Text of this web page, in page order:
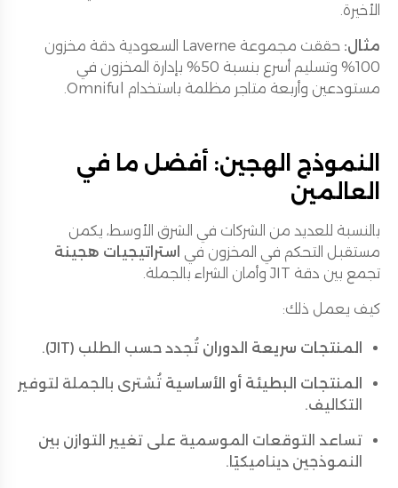
الأخيرة.
مثال:
حققت مجموعة Laverne السعودية دقة مخزون
100% وتسليم أسرع بنسبة 50% بإدارة المخزون في
مستودعين وأربعة متاجر مظلمة باستخدام Omniful.
النموذج الهجين: أفضل ما في
العالمين
بالنسبة للعديد من الشركات في الشرق الأوسط، يكمن
مستقبل التحكم في المخزون في استراتيجيات هجينة
تجمع بين دقة JIT وأمان الشراء بالجملة.
كيف يعمل ذلك:
المنتجات سريعة الدوران تُجدد حسب الطلب (JIT).
المنتجات البطيئة أو الأساسية تُشترى بالجملة لتوفير
التكاليف.
تساعد التوقعات الموسمية على تغيير التوازن بين
النموذجين ديناميكيًا.